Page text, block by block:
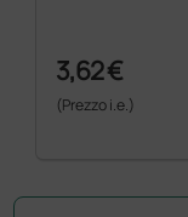
3,62 €
(Prezzo i.e.)